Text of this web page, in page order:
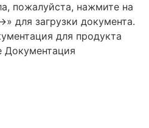
пожалуйста, нажмите на
для загрузки документа.
для продукта
Документация